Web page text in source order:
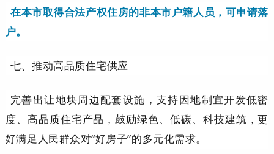
在本市取得合法产权住房的非本市户籍人员，可申请落
户。
七、推动高品质住宅供应
完善出让地块周边配套设施，支持因地制宜开发低密
度、高品质住宅产品，鼓励绿色、低碳、科技建筑，更
好满足人民群众对“好房子”的多元化需求。